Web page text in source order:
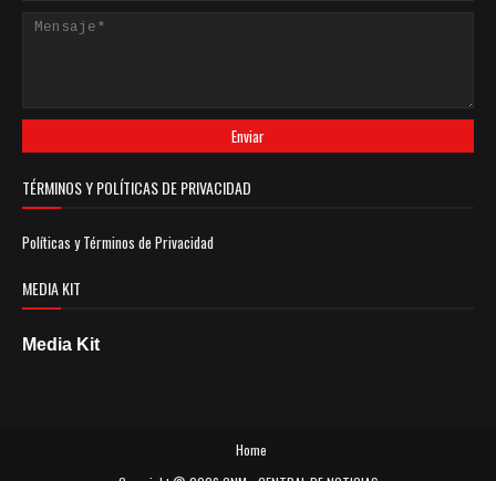
TÉRMINOS Y POLÍTICAS DE PRIVACIDAD
Políticas y Términos de Privacidad
MEDIA KIT
Media Kit
Home